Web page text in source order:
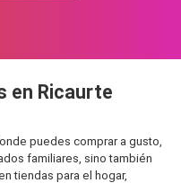
en Ricaurte
puedes comprar a gusto,
familiares, sino también
tiendas para el hogar,